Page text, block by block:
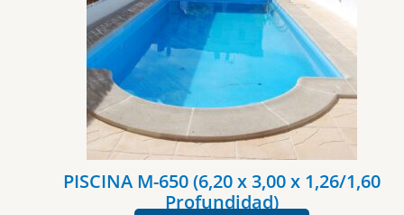
PISCINA M-650 (6,20 x 3,00 x 1,26/1,60
Profundidad)